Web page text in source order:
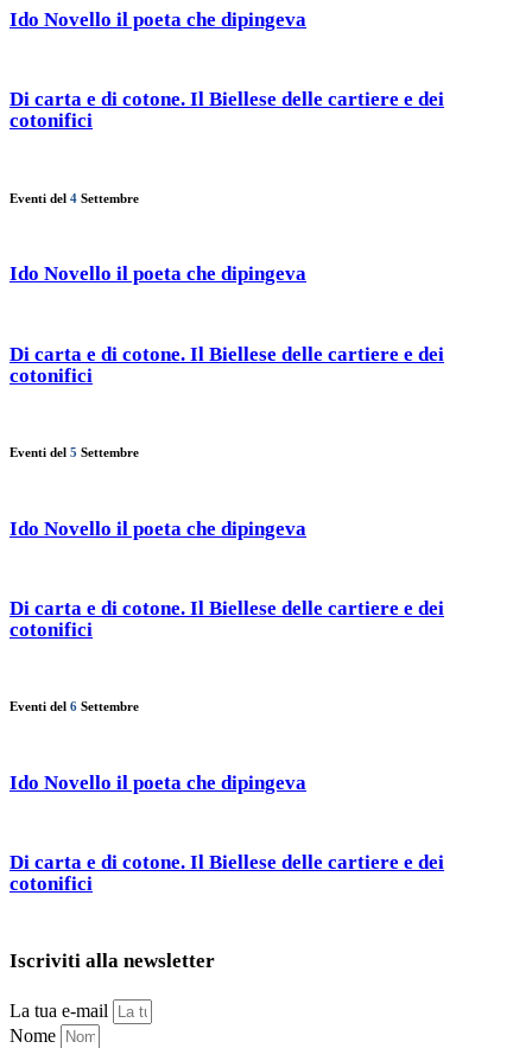
Ido Novello il poeta che dipingeva
Di carta e di cotone. Il Biellese delle cartiere e dei
cotonifici
Eventi del 4 Settembre
Ido Novello il poeta che dipingeva
Di carta e di cotone. Il Biellese delle cartiere e dei
cotonifici
Eventi del 5 Settembre
Ido Novello il poeta che dipingeva
Di carta e di cotone. Il Biellese delle cartiere e dei
cotonifici
Eventi del 6 Settembre
Ido Novello il poeta che dipingeva
Di carta e di cotone. Il Biellese delle cartiere e dei
cotonifici
Iscriviti alla newsletter
La tua e-mail
Nome